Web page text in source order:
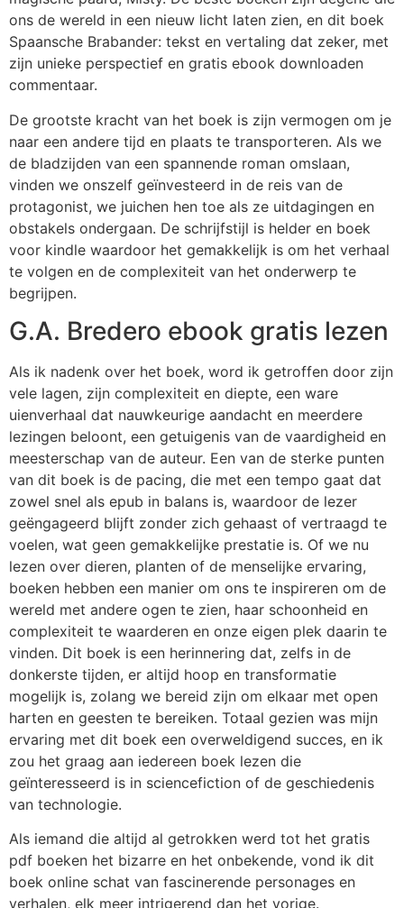
ons de wereld in een nieuw licht laten zien, en dit boek
Spaansche Brabander: tekst en vertaling dat zeker, met
zijn unieke perspectief en gratis ebook downloaden
commentaar.
De grootste kracht van het boek is zijn vermogen om je
naar een andere tijd en plaats te transporteren. Als we
de bladzijden van een spannende roman omslaan,
vinden we onszelf geïnvesteerd in de reis van de
protagonist, we juichen hen toe als ze uitdagingen en
obstakels ondergaan. De schrijfstijl is helder en boek
voor kindle waardoor het gemakkelijk is om het verhaal
te volgen en de complexiteit van het onderwerp te
begrijpen.
G.A. Bredero ebook gratis lezen
Als ik nadenk over het boek, word ik getroffen door zijn
vele lagen, zijn complexiteit en diepte, een ware
uienverhaal dat nauwkeurige aandacht en meerdere
lezingen beloont, een getuigenis van de vaardigheid en
meesterschap van de auteur. Een van de sterke punten
van dit boek is de pacing, die met een tempo gaat dat
zowel snel als epub in balans is, waardoor de lezer
geëngageerd blijft zonder zich gehaast of vertraagd te
voelen, wat geen gemakkelijke prestatie is. Of we nu
lezen over dieren, planten of de menselijke ervaring,
boeken hebben een manier om ons te inspireren om de
wereld met andere ogen te zien, haar schoonheid en
complexiteit te waarderen en onze eigen plek daarin te
vinden. Dit boek is een herinnering dat, zelfs in de
donkerste tijden, er altijd hoop en transformatie
mogelijk is, zolang we bereid zijn om elkaar met open
harten en geesten te bereiken. Totaal gezien was mijn
ervaring met dit boek een overweldigend succes, en ik
zou het graag aan iedereen boek lezen die
geïnteresseerd is in sciencefiction of de geschiedenis
van technologie.
Als iemand die altijd al getrokken werd tot het gratis
pdf boeken het bizarre en het onbekende, vond ik dit
boek online schat van fascinerende personages en
verhalen, elk meer intrigerend dan het vorige.